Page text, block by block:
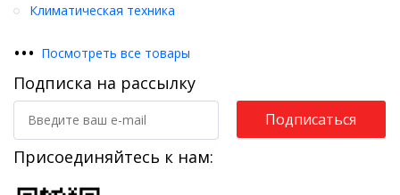
Климатическая техника
••• Посмотреть все товары
Подписка на рассылку
Подписаться
Присоединяйтесь к нам: